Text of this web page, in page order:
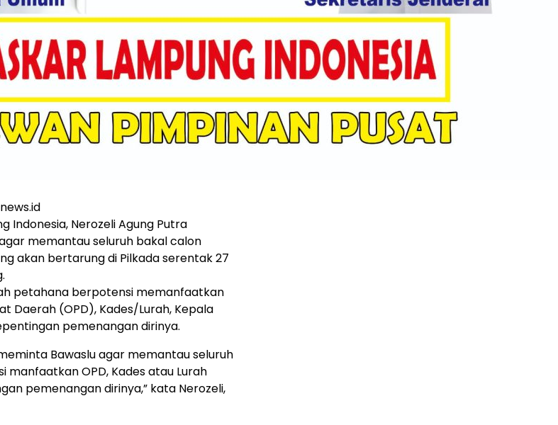
Indonesia, Nerozeli Agung Putra
memantau seluruh bakal calon
akan bertarung di Pilkada serentak 27
petahana berpotensi memanfaatkan
Daerah (OPD), Kades/Lurah, Kepala
pemenangan dirinya.
Bawaslu agar memantau seluruh
OPD, Kades atau Lurah
pemenangan dirinya,” kata Nerozeli,